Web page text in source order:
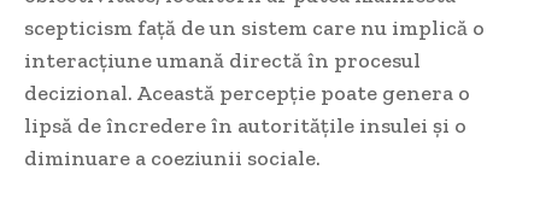
scepticism față de un sistem care nu implică o
interacțiune umană directă în procesul
decizional. Această percepție poate genera o
lipsă de încredere în autoritățile insulei și o
diminuare a coeziunii sociale.